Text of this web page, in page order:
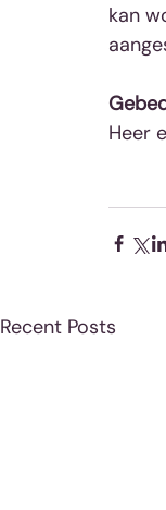
kan
Heer
Recent Posts